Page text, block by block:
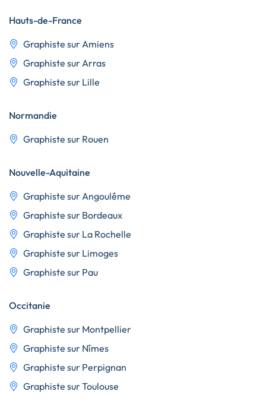
Hauts-de-France
Graphiste sur Amiens
Graphiste sur Arras
Graphiste sur Lille
Normandie
Graphiste sur Rouen
Nouvelle-Aquitaine
Graphiste sur Angoulême
Graphiste sur Bordeaux
Graphiste sur La Rochelle
Graphiste sur Limoges
Graphiste sur Pau
Occitanie
Graphiste sur Montpellier
Graphiste sur Nîmes
Graphiste sur Perpignan
Graphiste sur Toulouse